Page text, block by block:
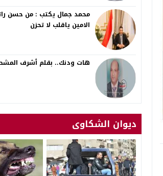
محمد جمال يكتب : من حسن
الامين ياقلب لا تحزن
هات ودنك.. بقلم أشرف
ديوان الشكاوى